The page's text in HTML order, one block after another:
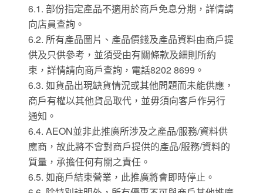
6.1. 部份指定產品不適用於商戶免息分期，詳情請
向店員查詢。
6.2. 所有產品圖片、產品價錢及產品資料由商戶提
供及只供參考，並須受由有關條款及細則所約
束，詳情請向商戶查詢，電話8202 8699。
6.3. 如貨品出現缺貨情況或其他問題而未能供應，
商戶有權以其他貨品取代，並毋須向客戶作另行
通知。
6.4. AEON並非此推廣所涉及之產品/服務/資料供
應商，故此將不會對商戶提供的產品/服務/資料的
質量，承擔任何有關之責任。
6.5. 如商戶結束營業，此推廣將會即時停止。